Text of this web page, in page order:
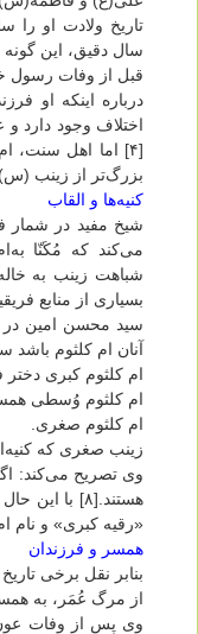
سال دقیق، این
قبل از وفات رسول
درباره اینکه او
اختلاف وجود دارد
[۴] اما اهل سنت،
بزرگ‌تر از زینب (س)
کنیه‌ها و القاب
شیخ مفید در شمار
بسیاری از منابع
سید محسن امین در
آنان ام کلثوم باشد
ام کلثوم کبری
ام کلثوم وُسطی
ام کلثوم صغری.
زینب صغری که
وی تصریح می‌کند:
هستند.[۸] با
«‌رقیه کبری‌» و نام
همسر و فرزندان
بنابر نقل برخی
از مرگ عُمَر، به
وی پس از وفات